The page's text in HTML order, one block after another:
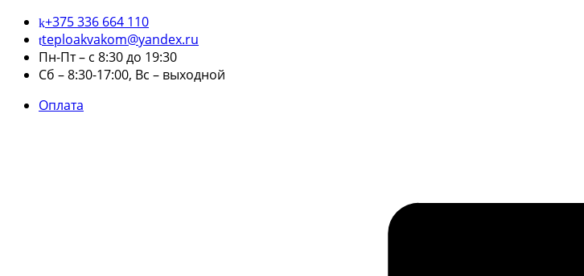
+375 336 664 110
teploakvakom@yandex.ru
Пн-Пт – с 8:30 до 19:30
Сб – 8:30-17:00, Вс – выходной
Оплата